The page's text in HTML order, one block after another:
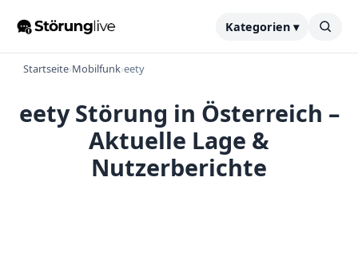
Kategorien ▾
Startseite›Mobilfunk›eety
eety Störung in Österreich –
Aktuelle Lage &
Nutzerberichte